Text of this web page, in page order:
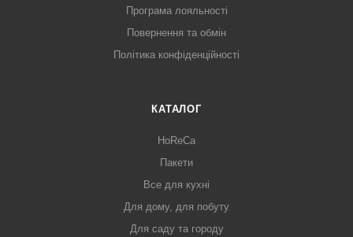
Програма лояльності
Повернення та обмін
Політика конфіденційності
КАТАЛОГ
HoReCa
Пакети
Все для кухні
Для дому, для побуту
Для саду та городу